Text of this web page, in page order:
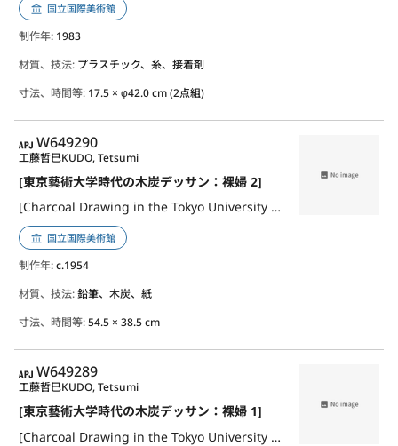
国立国際美術館
制作年: 1983
材質、技法: プラスチック、糸、接着剤
寸法、時間等: 17.5 × φ42.0 cm (2点組)
APJ
W649290
[東京藝術大学時代の木炭デッサン：裸婦 2]
[Charcoal Drawing in the Tokyo University of the Arts: Nude Woman 2]
工藤哲巳KUDO, Tetsumi
国立国際美術館
制作年: c.1954
材質、技法:鉛筆、木炭、紙
寸法、時間等:54.5 × 38.5 cm
APJ
W649289
[東京藝術大学時代の木炭デッサン：裸婦 1]
[Charcoal Drawing in the Tokyo University of the Arts: Nude Woman 1]
工藤哲巳KUDO, Tetsumi